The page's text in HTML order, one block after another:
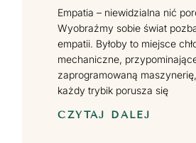
Empatia – niewidzialna nić
Wyobraźmy sobie świat
empatii. Byłoby to miejsce
mechaniczne,
zaprogramowaną
każdy trybik porusza się
CZYTAJ DALEJ